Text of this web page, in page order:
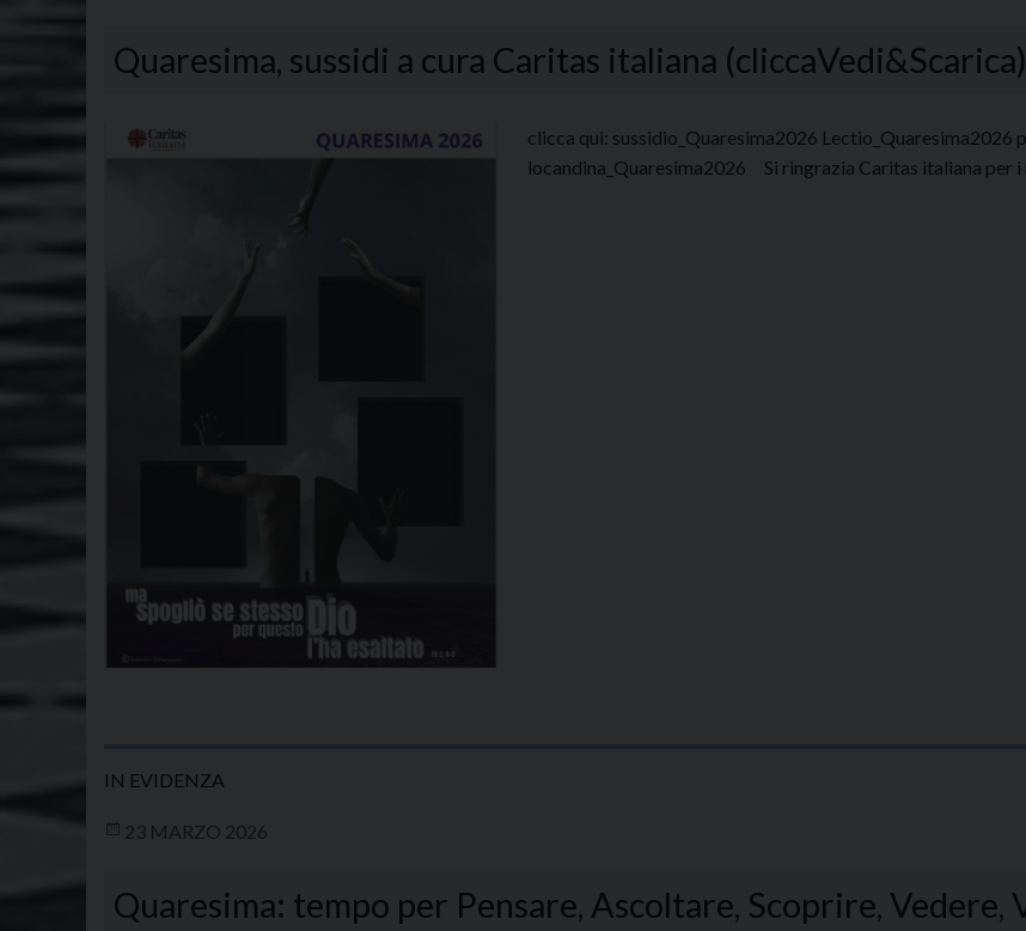
Quaresima, sussidi a cura Caritas italiana (cliccaVedi&Scarica)
clicca qui: sussidio_Quaresima2026 Lectio_Quaresima2026
locandina_Quaresima2026 Si ringrazia Caritas italiana per
IN EVIDENZA
23 MARZO 2026
Quaresima: tempo per Pensare, Ascoltare, Scoprire, Vedere,